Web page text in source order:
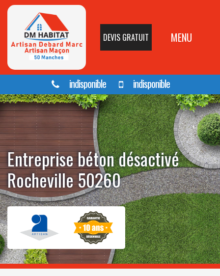
DEVIS GRATUIT MENU
indisponible indisponible
Entreprise béton désactivé
Rocheville 50260